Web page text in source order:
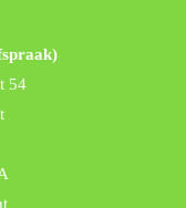
54